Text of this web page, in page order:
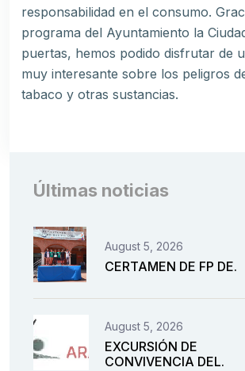
responsabilidad en el consumo.
programa del Ayuntamiento la
puertas, hemos podido disfrutar de
muy interesante sobre los peligros
tabaco y otras sustancias.
Últimas noticias
August 5, 2026
CERTAMEN DE FP DE.
August 5, 2026
EXCURSIÓN DE
CONVIVENCIA DEL.